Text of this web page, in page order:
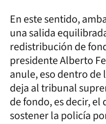
En este sentido,
una salida
redistribución de
presidente Alberto
anule, eso dentro de
deja al tribunal
de fondo, es decir,
sostener la policía